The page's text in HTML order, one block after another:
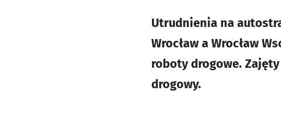
Utrudnienia na
Wrocław a Wrocław
roboty drogowe.
drogowy.